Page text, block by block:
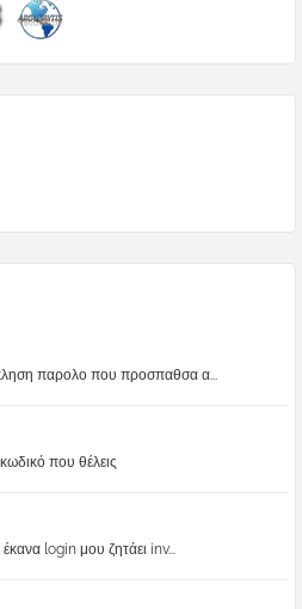
παρολο που προσπαθσα α...
που θέλεις
login μου ζητάει inv...